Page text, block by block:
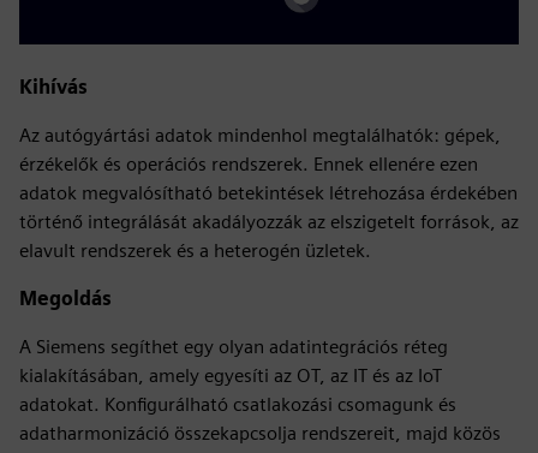
Kihívás
Az autógyártási adatok mindenhol megtalálhatók: gépek,
érzékelők és operációs rendszerek. Ennek ellenére ezen
adatok megvalósítható betekintések létrehozása érdekében
történő integrálását akadályozzák az elszigetelt források, az
elavult rendszerek és a heterogén üzletek.
Megoldás
A Siemens segíthet egy olyan adatintegrációs réteg
kialakításában, amely egyesíti az OT, az IT és az IoT
adatokat. Konfigurálható csatlakozási csomagunk és
adatharmonizáció összekapcsolja rendszereit, majd közös